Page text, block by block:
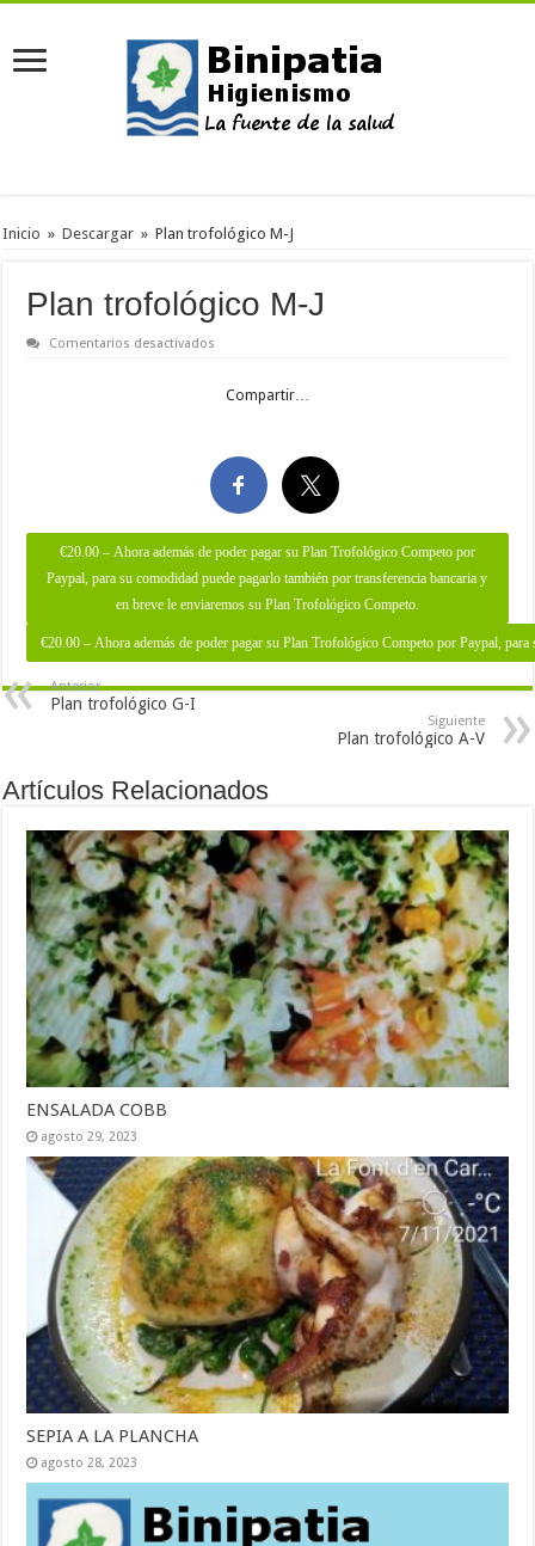
Inicio » Descargar » Plan trofológico M-J
Plan trofológico M-J
Comentarios desactivados
M-Compartir…
€20.00 – Ahora además de poder pagar su Plan Trofológico Competo por
Paypal, para su comodidad puede pagarlo también por transferencia bancaria y
en breve le enviaremos su Plan Trofológico Competo.
Anterior
Plan trofológico G-I
Siguiente
Plan trofológico A-V
Artículos Relacionados
ENSALADA COBB
agosto 29, 2023
SEPIA A LA PLANCHA
agosto 28, 2023